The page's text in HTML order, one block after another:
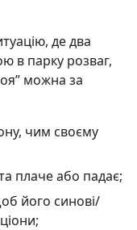
де два
в парку розваг,
можна за
чим своєму
плаче або падає;
його синові/